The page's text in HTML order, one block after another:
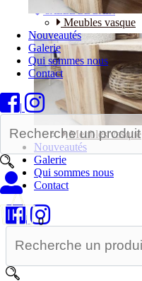
Meubles vasque
Nouveautés
Galerie
Qui sommes nous
Contact
|
0
SALLE DE BAIN
Meubles vasque
Nouveautés
Galerie
Qui sommes nous
Contact
|